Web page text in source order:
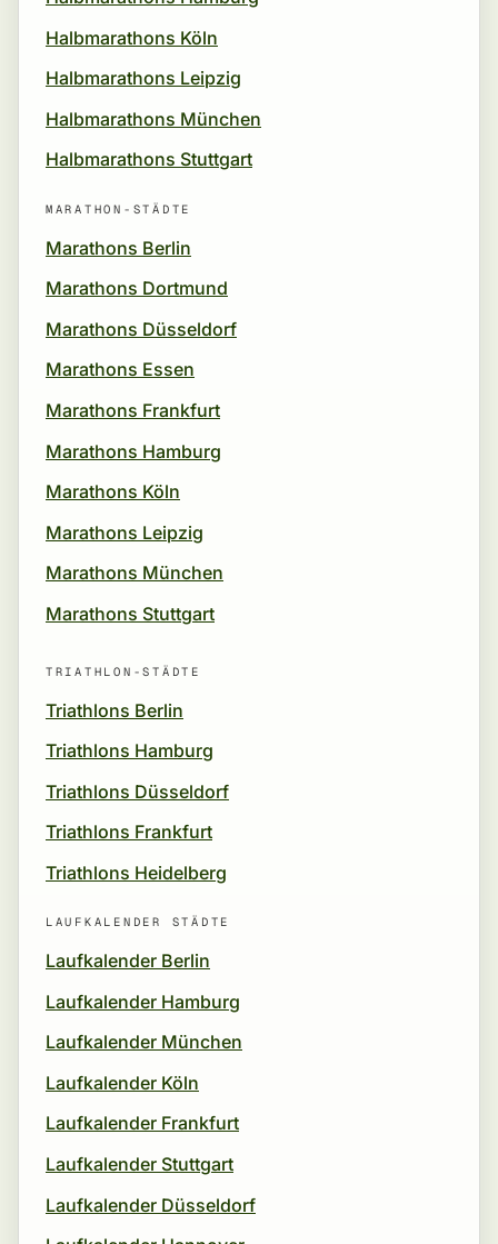
Halbmarathons Köln
Halbmarathons Leipzig
Halbmarathons München
Halbmarathons Stuttgart
MARATHON-STÄDTE
Marathons Berlin
Marathons Dortmund
Marathons Düsseldorf
Marathons Essen
Marathons Frankfurt
Marathons Hamburg
Marathons Köln
Marathons Leipzig
Marathons München
Marathons Stuttgart
TRIATHLON-STÄDTE
Triathlons Berlin
Triathlons Hamburg
Triathlons Düsseldorf
Triathlons Frankfurt
Triathlons Heidelberg
LAUFKALENDER STÄDTE
Laufkalender Berlin
Laufkalender Hamburg
Laufkalender München
Laufkalender Köln
Laufkalender Frankfurt
Laufkalender Stuttgart
Laufkalender Düsseldorf